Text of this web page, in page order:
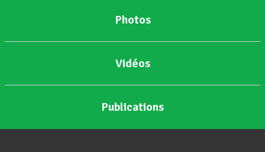
Photos
Vidéos
Publications